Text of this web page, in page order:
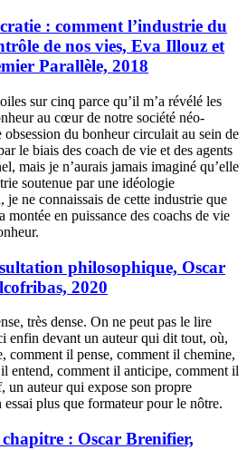
: comment l’industrie du
de nos vies, Eva Illouz et
Parallèle, 2018
sur cinq parce qu’il m’a révélé les
au cœur de notre société néo-
obsession du bonheur circulait au sein de
le biais des coach de vie et des agents
mais je n’aurais jamais imaginé qu’elle
soutenue par une idéologie
je ne connaissais de cette industrie que
montée en puissance des coachs de vie
philosophique, Oscar
2020
très dense. On ne peut pas le lire
enfin devant un auteur qui dit tout, où,
comment il pense, comment il chemine,
entend, comment il anticipe, comment il
auteur qui expose son propre
essai plus que formateur pour le nôtre.
: Oscar Brenifier,